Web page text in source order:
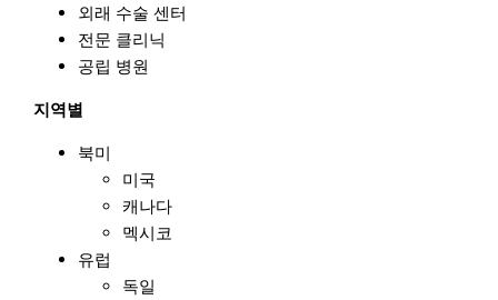
외래 수술 센터
전문 클리닉
공립 병원
지역별
북미
미국
캐나다
멕시코
유럽
독일